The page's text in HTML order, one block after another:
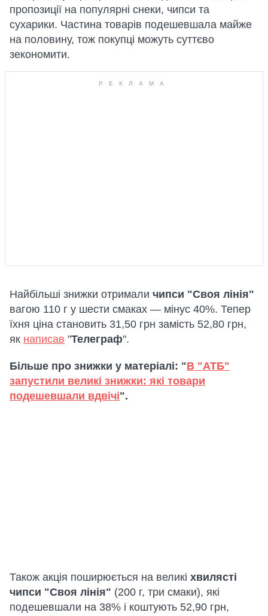
пропозиції на популярні снеки, чипси та
сухарики. Частина товарів подешевшала майже
на половину, тож покупці можуть суттєво
зекономити.
Найбільші знижки отримали чипси "Своя лінія"
вагою 110 г у шести смаках — мінус 40%. Тепер
їхня ціна становить 31,50 грн замість 52,80 грн,
як написав "Телеграф".
Більше про знижки у матеріалі: "В "АТБ"
запустили великі знижки: які товари
подешевшали вдвічі".
Також акція поширюється на великі хвилясті
чипси "Своя лінія" (200 г, три смаки), які
подешевшали на 38% і коштують 52,90 грн,